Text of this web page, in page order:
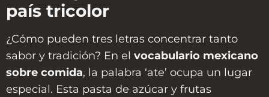
país tricolor
¿Cómo pueden tres letras concentrar tanto
sabor y tradición? En el vocabulario mexicano
sobre comida, la palabra ‘ate’ ocupa un lugar
especial. Esta pasta de azúcar y frutas